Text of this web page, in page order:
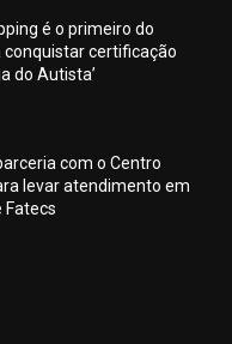
é o primeiro do
conquistar certificação
do Autista’
com o Centro
levar atendimento em
Fatecs